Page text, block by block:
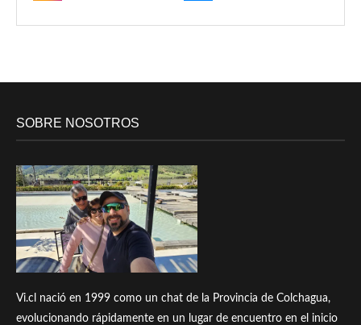
SOBRE NOSOTROS
Vi.cl nació en 1999 como un chat de la Provincia de Colchagua,
evolucionando rápidamente en un lugar de encuentro en el inicio